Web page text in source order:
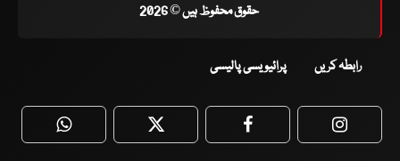
حقوق محفوظ ہیں © 2026
رابطہ کریں پرائیویسی پالیسی
WhatsApp Twitter Facebook